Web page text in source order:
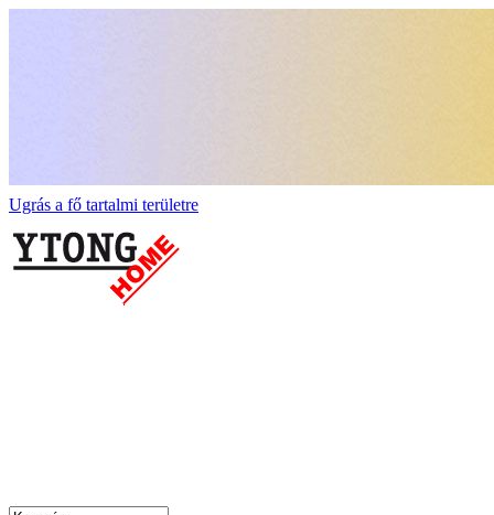
Ugrás a fő tartalmi területre